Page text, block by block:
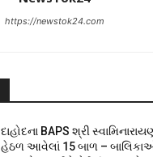
https://newstok24.com
દાહોદના BAPS શ્રી
હેઠળ આવેલાં 15 બાળ –